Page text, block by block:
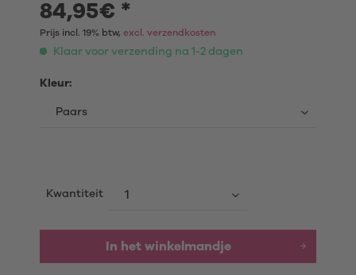
84,95€ *
Prijs incl. 19% btw, excl. verzendkosten
Klaar voor verzending na 1-2 dagen
Kleur:
Kwantiteit
In het winkelmandje